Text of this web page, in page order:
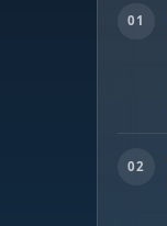
01
02